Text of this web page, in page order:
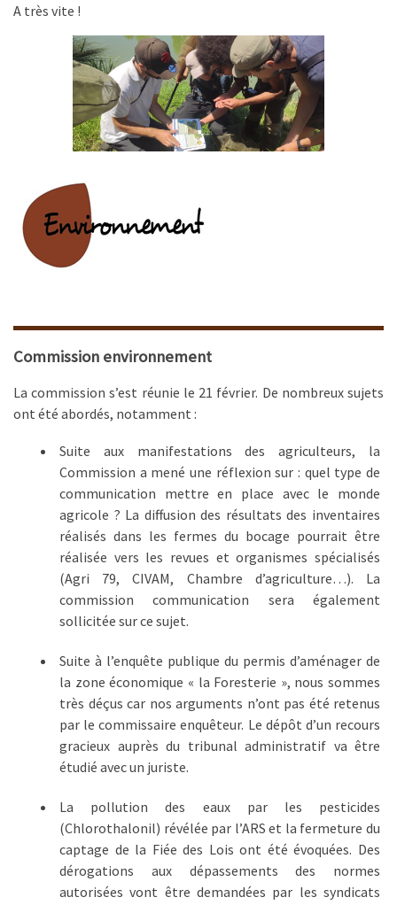
A très vite !
Commission environnement
La commission s’est réunie le 21 février. De nombreux sujets
ont été abordés, notamment :
Suite aux manifestations des agriculteurs, la
Commission a mené une réflexion sur : quel type de
communication mettre en place avec le monde
agricole ? La diffusion des résultats des inventaires
réalisés dans les fermes du bocage pourrait être
réalisée vers les revues et organismes spécialisés
(Agri 79, CIVAM, Chambre d’agriculture…). La
commission communication sera également
sollicitée sur ce sujet.
Suite à l’enquête publique du permis d’aménager de
la zone économique « la Foresterie », nous sommes
très déçus car nos arguments n’ont pas été retenus
par le commissaire enquêteur. Le dépôt d’un recours
gracieux auprès du tribunal administratif va être
étudié avec un juriste.
La pollution des eaux par les pesticides
(Chlorothalonil) révélée par l’ARS et la fermeture du
captage de la Fiée des Lois ont été évoquées. Des
dérogations aux dépassements des normes
autorisées vont être demandées par les syndicats